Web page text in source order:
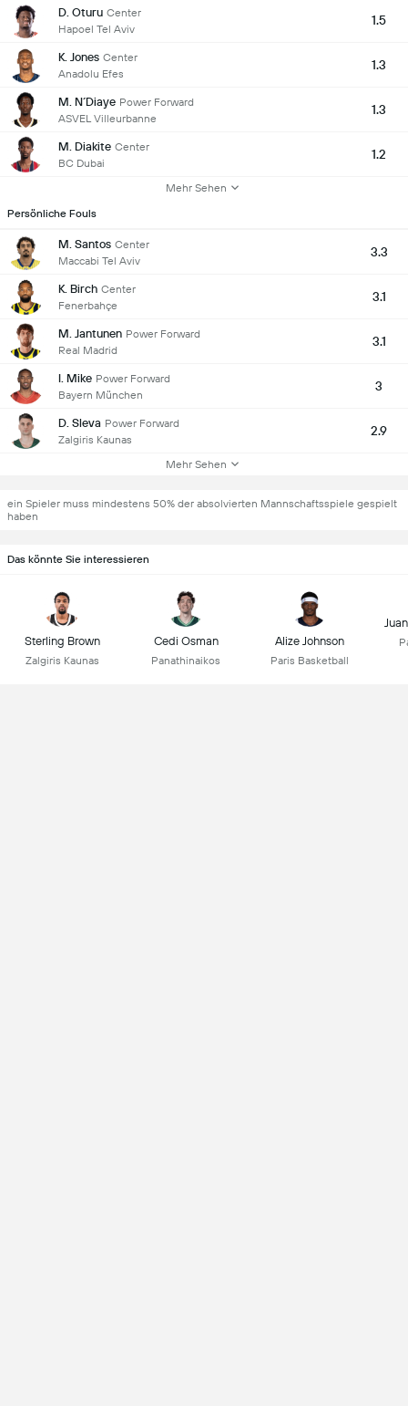
D. Oturu Center
Hapoel Tel Aviv
1.5
K. Jones Center
Anadolu Efes
1.3
M. N´Diaye Power Forward
ASVEL Villeurbanne
1.3
M. Diakite Center
BC Dubai
1.2
Mehr Sehen
Persönliche Fouls
M. Santos Center
Maccabi Tel Aviv
3.3
K. Birch Center
Fenerbahçe
3.1
M. Jantunen Power Forward
Real Madrid
3.1
I. Mike Power Forward
Bayern München
3
D. Sleva Power Forward
Zalgiris Kaunas
2.9
Mehr Sehen
ein Spieler muss mindestens 50% der absolvierten Mannschaftsspiele gespielt
haben
Das könnte Sie interessieren
Sterling Brown
Zalgiris Kaunas
Cedi Osman
Panathinaikos
Alize Johnson
Paris Basketball